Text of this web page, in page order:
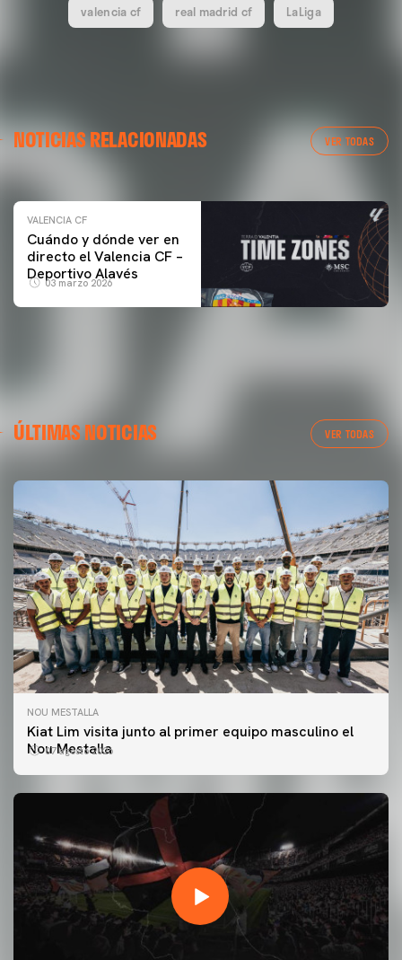
valencia cf real madrid cf LaLiga
NOTICIAS RELACIONADAS VER TODAS
ENTRENAMIENTO DEL VALENCIA CF 04/03/26
VALENCIA CF
Cuándo y dónde ver en
directo el Valencia CF –
Deportivo Alavés
03 marzo 2026
ÚLTIMAS NOTICIAS VER TODAS
NOU MESTALLA
Kiat Lim visita junto al primer equipo masculino el
Nou Mestalla
07 agosto 2026